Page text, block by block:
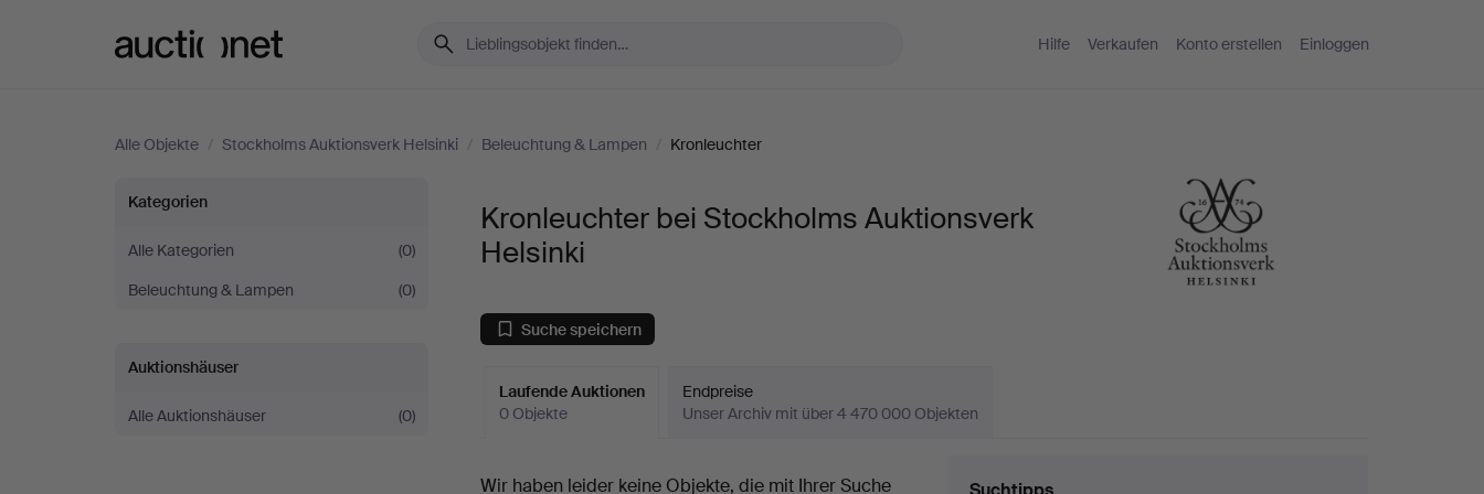
Hilfe Verkaufen Konto erstellen Einloggen
Alle Objekte / Stockholms Auktionsverk Helsinki / Beleuchtung & Lampen / Kronleuchter
Kronleuchter
bei
Stockholms
Auktionsverk
Helsinki
Kategorien
Alle Kategorien
(0)
Beleuchtung & Lampen
(0)
Auktionshäuser
Alle Auktionshäuser (0)
Kronleuchter bei Stockholms Auktionsverk
Helsinki
Suche speichern
Laufende Auktionen
0 Objekte
Endpreise
Unser Archiv mit über 4 470 000 Objekten
Laufende
Wir haben leider keine Objekte, die mit Ihrer Suche